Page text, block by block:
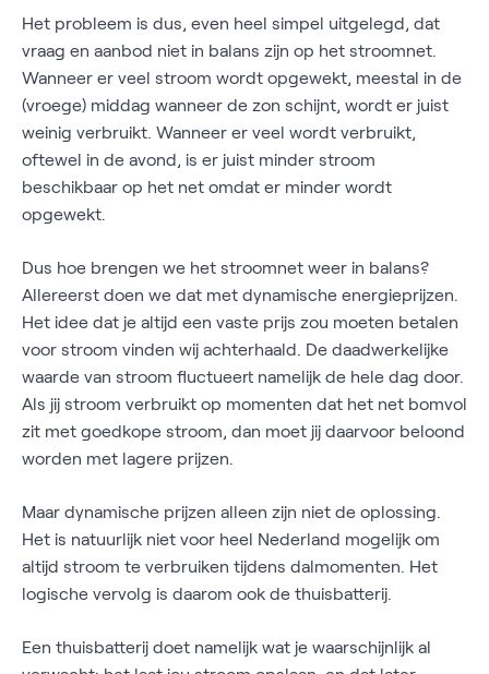
Het probleem is dus, even heel simpel uitgelegd, dat
vraag en aanbod niet in balans zijn op het stroomnet.
Wanneer er veel stroom wordt opgewekt, meestal in de
(vroege) middag wanneer de zon schijnt, wordt er juist
weinig verbruikt. Wanneer er veel wordt verbruikt,
oftewel in de avond, is er juist minder stroom
beschikbaar op het net omdat er minder wordt
opgewekt.
Dus hoe brengen we het stroomnet weer in balans?
Allereerst doen we dat met dynamische energieprijzen.
Het idee dat je altijd een vaste prijs zou moeten betalen
voor stroom vinden wij achterhaald. De daadwerkelijke
waarde van stroom fluctueert namelijk de hele dag door.
Als jij stroom verbruikt op momenten dat het net bomvol
zit met goedkope stroom, dan moet jij daarvoor beloond
worden met lagere prijzen.
Maar dynamische prijzen alleen zijn niet de oplossing.
Het is natuurlijk niet voor heel Nederland mogelijk om
altijd stroom te verbruiken tijdens dalmomenten. Het
logische vervolg is daarom ook de thuisbatterij.
Een thuisbatterij doet namelijk wat je waarschijnlijk al